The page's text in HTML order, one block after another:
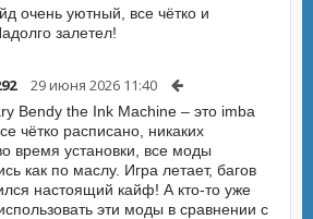
очень уютный, все чётко и
залетел!
29 июня 2026 11:40
Bendy the Ink Machine – это imba
чётко расписано, никаких
время установки, все моды
как по маслу. Игра летает, багов
настоящий кайф! А кто-то уже
эти моды в сравнении с